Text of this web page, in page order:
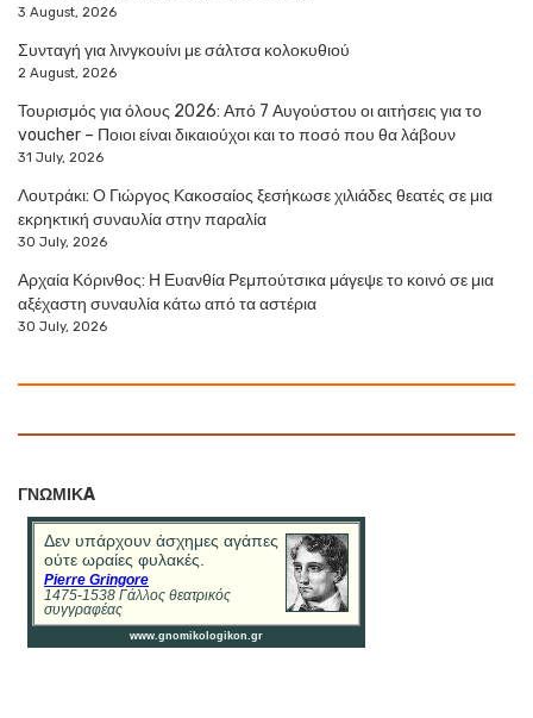
3 August, 2026
Συνταγή για λινγκουίνι με σάλτσα κολοκυθιού
2 August, 2026
Τουρισμός για όλους 2026: Από 7 Αυγούστου οι αιτήσεις για το
voucher – Ποιοι είναι δικαιούχοι και το ποσό που θα λάβουν
31 July, 2026
Λουτράκι: Ο Γιώργος Κακοσαίος ξεσήκωσε χιλιάδες θεατές σε μια
εκρηκτική συναυλία στην παραλία
30 July, 2026
Αρχαία Κόρινθος: Η Ευανθία Ρεμπούτσικα μάγεψε το κοινό σε μια
αξέχαστη συναυλία κάτω από τα αστέρια
30 July, 2026
ΓΝΩΜΙΚA